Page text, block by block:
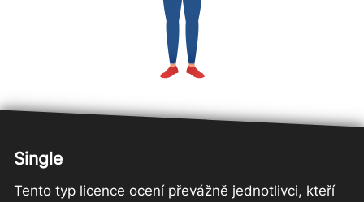
Single
Tento typ licence ocení převážně jednotlivci, kteří